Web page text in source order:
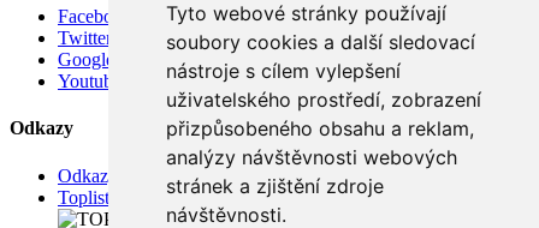
Tyto webové stránky používají
soubory cookies a další sledovací
nástroje s cílem vylepšení
uživatelského prostředí, zobrazení
přizpůsobeného obsahu a reklam,
analýzy návštěvnosti webových
stránek a zjištění zdroje
návštěvnosti.
Facebook
Twitter
Google
Youtube
Odkazy
Odkazy
Toplist